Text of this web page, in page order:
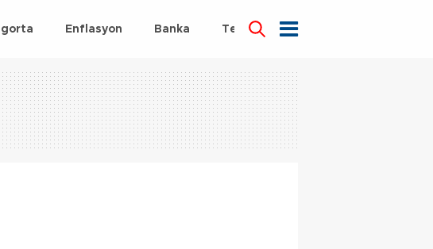
Enflasyon Banka Teknoloji